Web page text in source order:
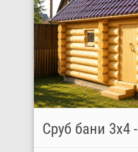
Сруб бани 3х4 -